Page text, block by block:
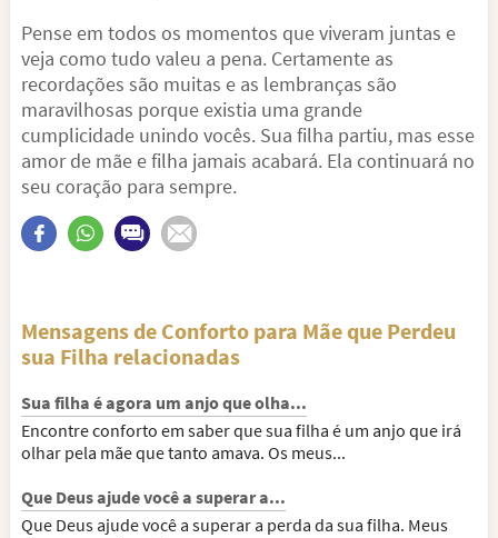
Pense em todos os momentos que viveram juntas e
veja como tudo valeu a pena. Certamente as
recordações são muitas e as lembranças são
maravilhosas porque existia uma grande
cumplicidade unindo vocês. Sua filha partiu, mas esse
amor de mãe e filha jamais acabará. Ela continuará no
seu coração para sempre.
Mensagens de Conforto para Mãe que Perdeu
sua Filha relacionadas
Sua filha é agora um anjo que olha...
Encontre conforto em saber que sua filha é um anjo que irá
olhar pela mãe que tanto amava. Os meus...
Que Deus ajude você a superar a...
Que Deus ajude você a superar a perda da sua filha. Meus